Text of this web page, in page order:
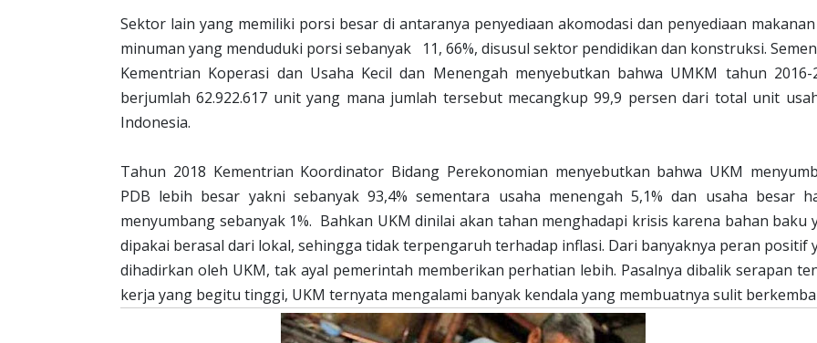
Sektor lain yang memiliki porsi besar di antaranya penyediaan akomodasi dan penyediaan
minuman yang menduduki porsi sebanyak
11, 66%, disusul sektor pendidikan dan konstruksi.
Kementrian Koperasi dan Usaha Kecil dan Menengah menyebutkan bahwa UMKM tahun 2016-
berjumlah 62.922.617 unit yang mana jumlah tersebut mecangkup 99,9 persen dari total unit
Indonesia.
Tahun 2018 Kementrian Koordinator Bidang Perekonomian menyebutkan bahwa UKM
PDB lebih besar yakni sebanyak 93,4% sementara usaha menengah 5,1% dan usaha besar
menyumbang sebanyak 1%. Bahkan UKM dinilai akan tahan menghadapi krisis karena bahan baku
dipakai berasal dari lokal, sehingga tidak terpengaruh terhadap inflasi. Dari banyaknya peran positif
dihadirkan oleh UKM, tak ayal pemerintah memberikan perhatian lebih. Pasalnya dibalik serapan
kerja yang begitu tinggi, UKM ternyata mengalami banyak kendala yang membuatnya sulit